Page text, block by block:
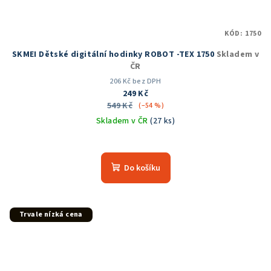
SKMEI Dětské digitální hodinky ROBOT -TEX 1750 Skladem v
ČR
206 Kč bez DPH
249 Kč
549 Kč (–54 %)
Skladem v ČR(27 ks)
hodnocení
produktu
Do košíku
KÓD: 1750
Trvale nízká cena